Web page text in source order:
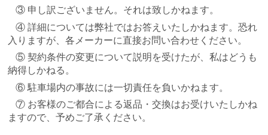
③ 申し訳ございません。それは致しかねます。
④ 詳細については弊社ではお答えいたしかねます。恐れ
入りますが、各メーカーに直接お問い合わせください。
⑤ 契約条件の変更について説明を受けたが、私はどうも
納得しかねる。
⑥ 駐車場内の事故には一切責任を負いかねます。
⑦ お客様のご都合による返品・交換はお受けいたしかね
ますので、予めご了承ください。